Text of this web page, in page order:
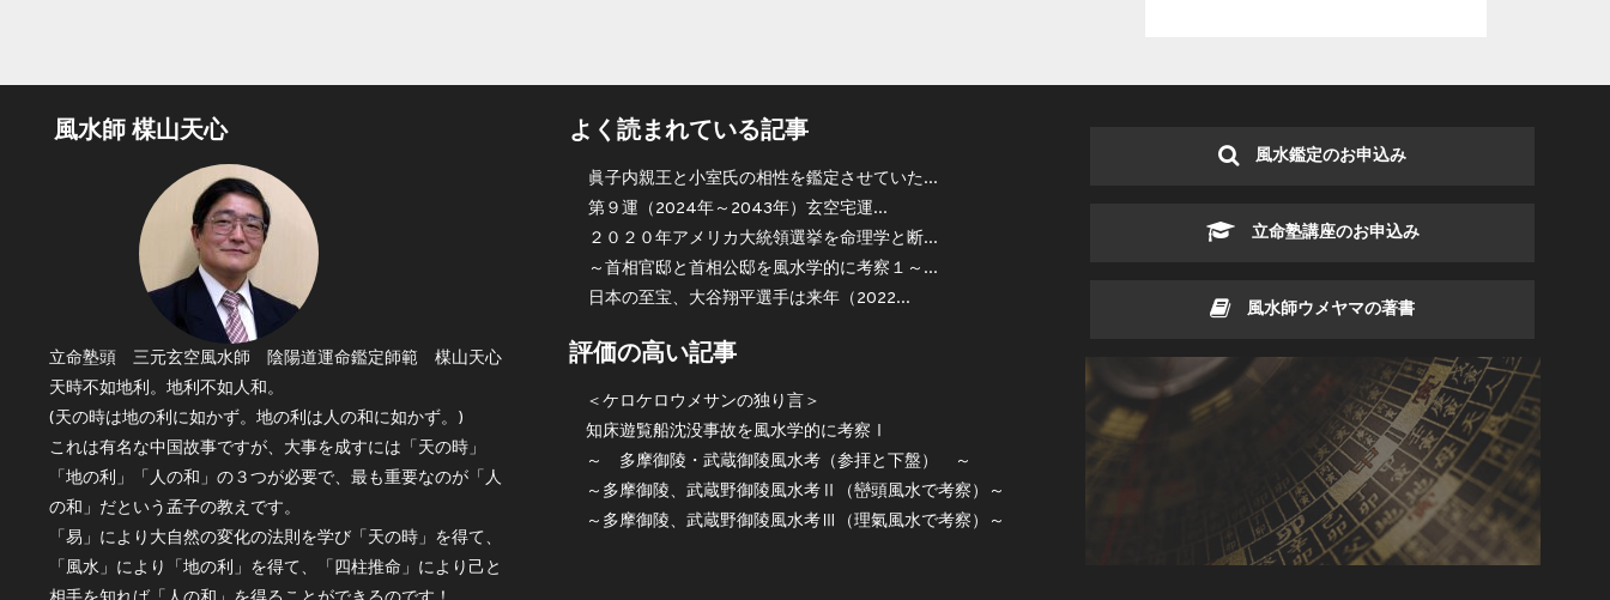
風水師 楳山天心
立命塾頭 三元玄空風水師 陰陽道運命鑑定師範 楳山天心
天時不如地利。地利不如人和。
(天の時は地の利に如かず。地の利は人の和に如かず。)
これは有名な中国故事ですが、大事を成すには「天の時」
「地の利」「人の和」の３つが必要で、最も重要なのが「人
の和」だという孟子の教えです。
「易」により大自然の変化の法則を学び「天の時」を得て、
「風水」により「地の利」を得て、「四柱推命」により己と
よく読まれている記事
眞子内親王と小室氏の相性を鑑定させていた...
第９運（2024年～2043年）玄空宅運...
２０２０年アメリカ大統領選挙を命理学と断...
～首相官邸と首相公邸を風水学的に考察１～...
日本の至宝、大谷翔平選手は来年（2022...
評価の高い記事
＜ケロケロウメサンの独り言＞
知床遊覧船沈没事故を風水学的に考察Ⅰ
～ 多摩御陵・武蔵御陵風水考（参拝と下盤） ～
～多摩御陵、武蔵野御陵風水考Ⅱ（巒頭風水で考察）～
～多摩御陵、武蔵野御陵風水考Ⅲ（理氣風水で考察）～
風水鑑定のお申込み
立命塾講座のお申込み
風水師ウメヤマの著書